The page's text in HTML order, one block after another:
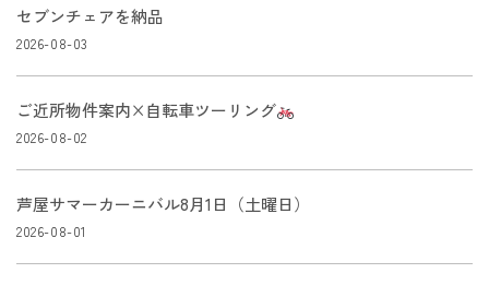
セブンチェアを納品
2026-08-03
ご近所物件案内×自転車ツーリング
2026-08-02
芦屋サマーカーニバル8月1日（土曜日）
2026-08-01